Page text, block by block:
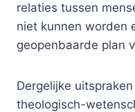
relaties tussen
niet kunnen worden
geopenbaarde plan
Dergelijke
theologisch-